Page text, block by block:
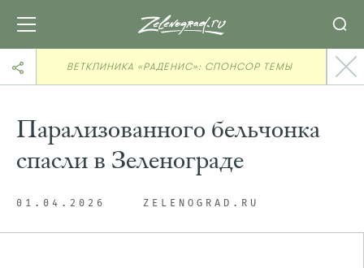
ВЕТКЛИНИКА «РАДЕНИС»: СПОНСОР ТЕМЫ
Парализованного бельчонка
спасли в Зеленограде
01.04.2026 ZELENOGRAD.RU